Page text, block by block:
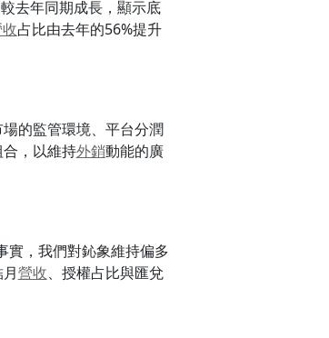
去年同期成長，顯示底
占比由去年的56%提升
的監管環境、平台分潤
，以維持外銷動能的廣
實，我們對鈊象維持偏多
營收、授權占比與匯兌